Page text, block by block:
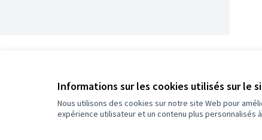
Informations sur les cookies utilisés sur le
Nous utilisons des cookies sur notre site Web pour
expérience utilisateur et un contenu plus personnalisés
Assigné